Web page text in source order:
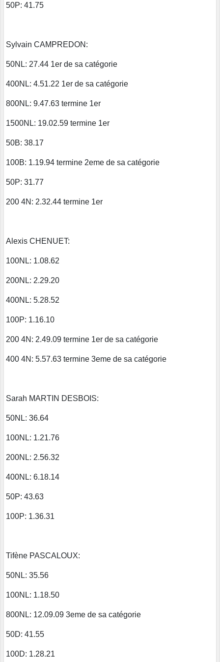
50P: 41.75
Sylvain CAMPREDON:
50NL: 27.44 1er de sa catégorie
400NL: 4.51.22 1er de sa catégorie
800NL: 9.47.63 termine 1er
1500NL: 19.02.59 termine 1er
50B: 38.17
100B: 1.19.94 termine 2eme de sa catégorie
50P: 31.77
200 4N: 2.32.44 termine 1er
Alexis CHENUET:
100NL: 1.08.62
200NL: 2.29.20
400NL: 5.28.52
100P: 1.16.10
200 4N: 2.49.09 termine 1er de sa catégorie
400 4N: 5.57.63 termine 3eme de sa catégorie
Sarah MARTIN DESBOIS:
50NL: 36.64
100NL: 1.21.76
200NL: 2.56.32
400NL: 6.18.14
50P: 43.63
100P: 1.36.31
Tifène PASCALOUX:
50NL: 35.56
100NL: 1.18.50
800NL: 12.09.09 3eme de sa catégorie
50D: 41.55
100D: 1.28.21